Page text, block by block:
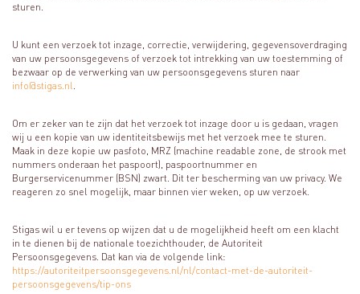
sturen.
U kunt een verzoek tot inzage, correctie, verwijdering, gegevensoverdraging
van uw persoonsgegevens of verzoek tot intrekking van uw toestemming of
bezwaar op de verwerking van uw persoonsgegevens sturen naar
info@stigas.nl.
Om er zeker van te zijn dat het verzoek tot inzage door u is gedaan, vragen
wij u een kopie van uw identiteitsbewijs met het verzoek mee te sturen.
Maak in deze kopie uw pasfoto, MRZ (machine readable zone, de strook met
nummers onderaan het paspoort), paspoortnummer en
Burgerservicenummer (BSN) zwart. Dit ter bescherming van uw privacy. We
reageren zo snel mogelijk, maar binnen vier weken, op uw verzoek.
Stigas wil u er tevens op wijzen dat u de mogelijkheid heeft om een klacht
in te dienen bij de nationale toezichthouder, de Autoriteit
Persoonsgegevens. Dat kan via de volgende link:
https://autoriteitpersoonsgegevens.nl/nl/contact-met-de-autoriteit-
persoonsgegevens/tip-ons